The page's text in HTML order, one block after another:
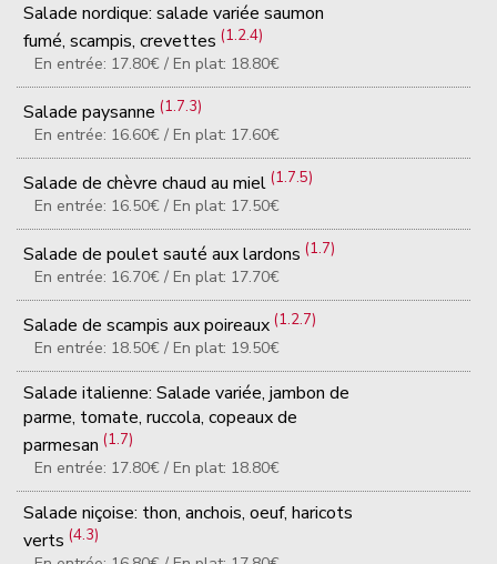
Salade nordique: salade variée saumon
fumé, scampis, crevettes(1.2.4)
En entrée: 17.80€ / En plat: 18.80€
Salade paysanne(1.7.3)
En entrée: 16.60€ / En plat: 17.60€
Salade de chèvre chaud au miel(1.7.5)
En entrée: 16.50€ / En plat: 17.50€
Salade de poulet sauté aux lardons(1.7)
En entrée: 16.70€ / En plat: 17.70€
Salade de scampis aux poireaux(1.2.7)
En entrée: 18.50€ / En plat: 19.50€
Salade italienne: Salade variée, jambon de
parme, tomate, ruccola, copeaux de
parmesan(1.7)
En entrée: 17.80€ / En plat: 18.80€
Salade niçoise: thon, anchois, oeuf, haricots
verts(4.3)